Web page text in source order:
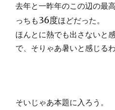
去年と一昨年のこの辺の最
っちも36度ほどだった。
ほんとに熱でも出さないと
で、そりゃあ暑いと感じるわ
そいじゃあ本題に入ろう。